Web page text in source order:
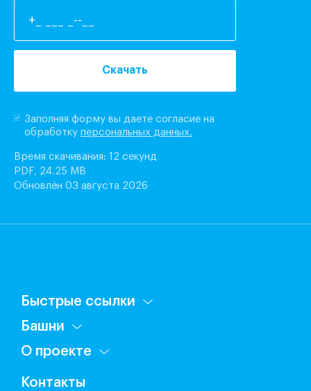
Скачать
Заполняя форму вы даете согласие на
обработку персональных данных.
Время скачивания: 12 секунд
PDF, 24.25 MB
Обновлён 03 августа 2026
Быстрые ссылки
Башни
О проекте
Контакты